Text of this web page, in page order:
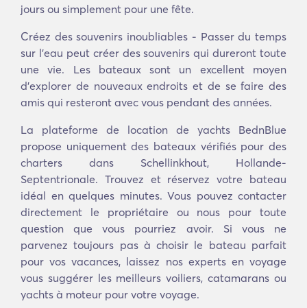
jours ou simplement pour une fête.
Créez des souvenirs inoubliables - Passer du temps
sur l'eau peut créer des souvenirs qui dureront toute
une vie. Les bateaux sont un excellent moyen
d'explorer de nouveaux endroits et de se faire des
amis qui resteront avec vous pendant des années.
La plateforme de location de yachts BednBlue
propose uniquement des bateaux vérifiés pour des
charters dans Schellinkhout, Hollande-
Septentrionale. Trouvez et réservez votre bateau
idéal en quelques minutes. Vous pouvez contacter
directement le propriétaire ou nous pour toute
question que vous pourriez avoir. Si vous ne
parvenez toujours pas à choisir le bateau parfait
pour vos vacances, laissez nos experts en voyage
vous suggérer les meilleurs voiliers, catamarans ou
yachts à moteur pour votre voyage.